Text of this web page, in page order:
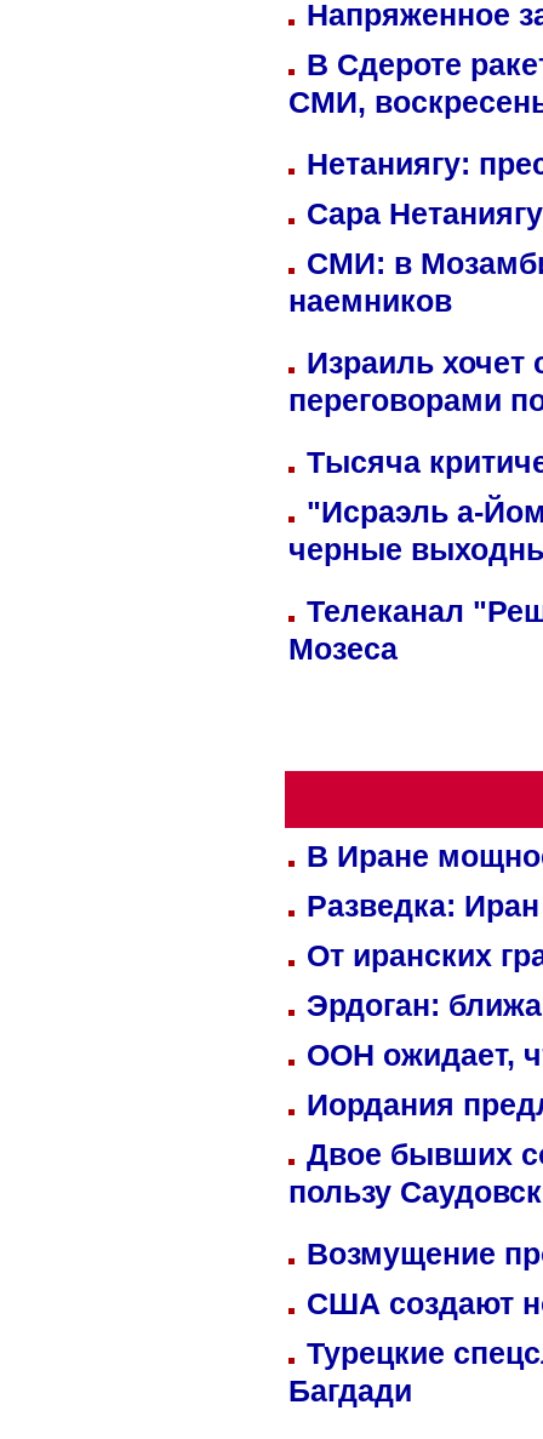
Напряженное
В Сдероте
СМИ,
Нетаниягу:
Сара
СМИ: в
наемников
Израиль хочет
переговорами
Тысяча
"Исраэль а-
черные
Телеканал
Мозеса
В Иране
Разведка:
От иранских
Эрдоган:
ООН ожидает,
Иордания
Двое бывших
пользу
Возмущение
США создают
Турецкие
Багдади